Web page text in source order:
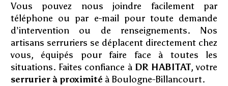
Vous pouvez nous joindre facilement par
téléphone ou par e-mail pour toute demande
d’intervention ou de renseignements. Nos
artisans serruriers se déplacent directement chez
vous, équipés pour faire face à toutes les
situations. Faites confiance à DR HABITAT, votre
serrurier à proximité à Boulogne-Billancourt.